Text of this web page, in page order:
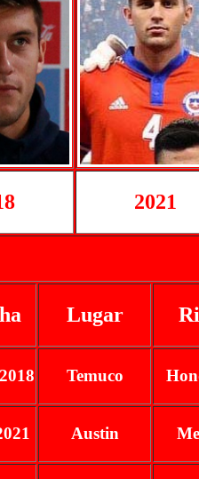
2021
Lugar
Temuco
Austin